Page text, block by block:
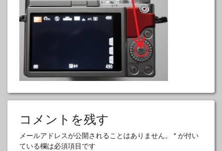
コメントを残す
メールアドレスが公開されることはありません。 * が付い
ている欄は必須項目です